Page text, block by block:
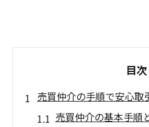
目次
売買仲介の手順で安心取
売買仲介の基本手順